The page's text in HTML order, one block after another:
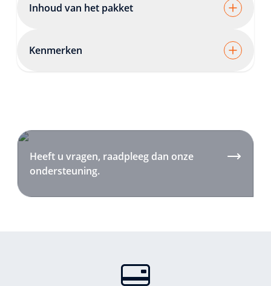
Inhoud van het pakket
Kenmerken
Heeft u vragen, raadpleeg dan onze
ondersteuning.